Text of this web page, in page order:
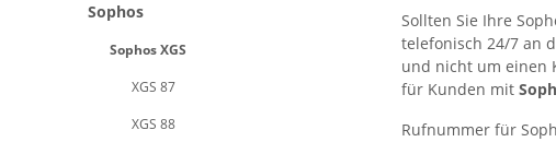
Sophos
Sophos XGS
XGS 87
XGS 88
Sollten Sie Ihre
telefonisch 24/7 an
und nicht um einen
für Kunden mit
Rufnummer für